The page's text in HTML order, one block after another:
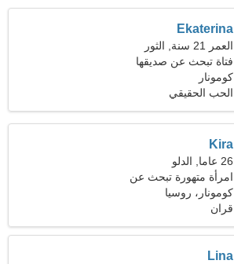
Ekaterina
العمر 21 سنة, الثور
فتاة تبحث عن صديقها
كومونار
الحب الحقيقي
Kira
26 عاما, الدلو
امرأة متهورة تبحث عن
شريك
كومونار، روسيا
قران
Lina